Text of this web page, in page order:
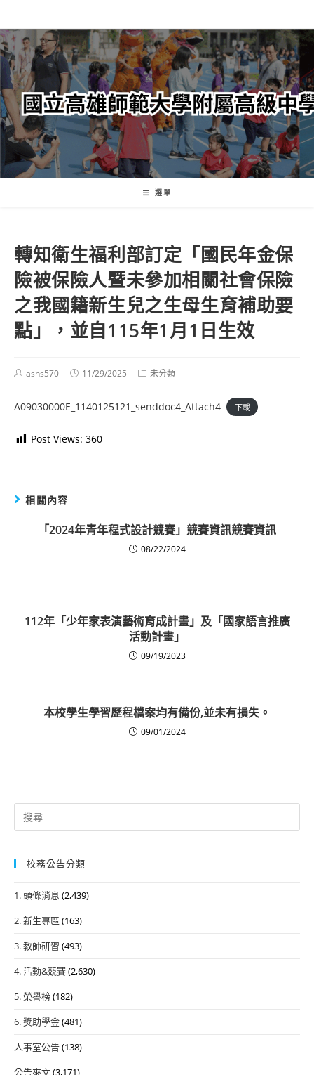
轉
至
主
內
容
選單
轉知衛生福利部訂定「國民年金保
險被保險人暨未參加相關社會保險
之我國籍新生兒之生母生育補助要
點」，並自115年1月1日生效
Postashs570
Post11/29/2025
Post未分類
A09030000E_1140125121_senddoc4_Attach4 下載
Post Views: 360
相關內容
「2024年青年程式設計競賽」競賽資訊競賽資訊
08/22/2024
112年「少年家表演藝術育成計畫」及「國家語言推廣
活動計畫」
09/19/2023
本校學生學習歷程檔案均有備份,並未有損失。
09/01/2024
Search
for:
校務公告分類
1. 頭條消息 (2,439)
2. 新生專區 (163)
3. 教師研習 (493)
4. 活動&競賽(2,630)
5. 榮譽榜(182)
6. 獎助學金(481)
人事室公告(138)
公告來文(3,171)